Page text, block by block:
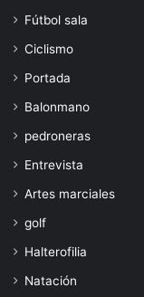
Fútbol sala
Ciclismo
Portada
Balonmano
pedroneras
Entrevista
Artes marciales
golf
Halterofilia
Natación